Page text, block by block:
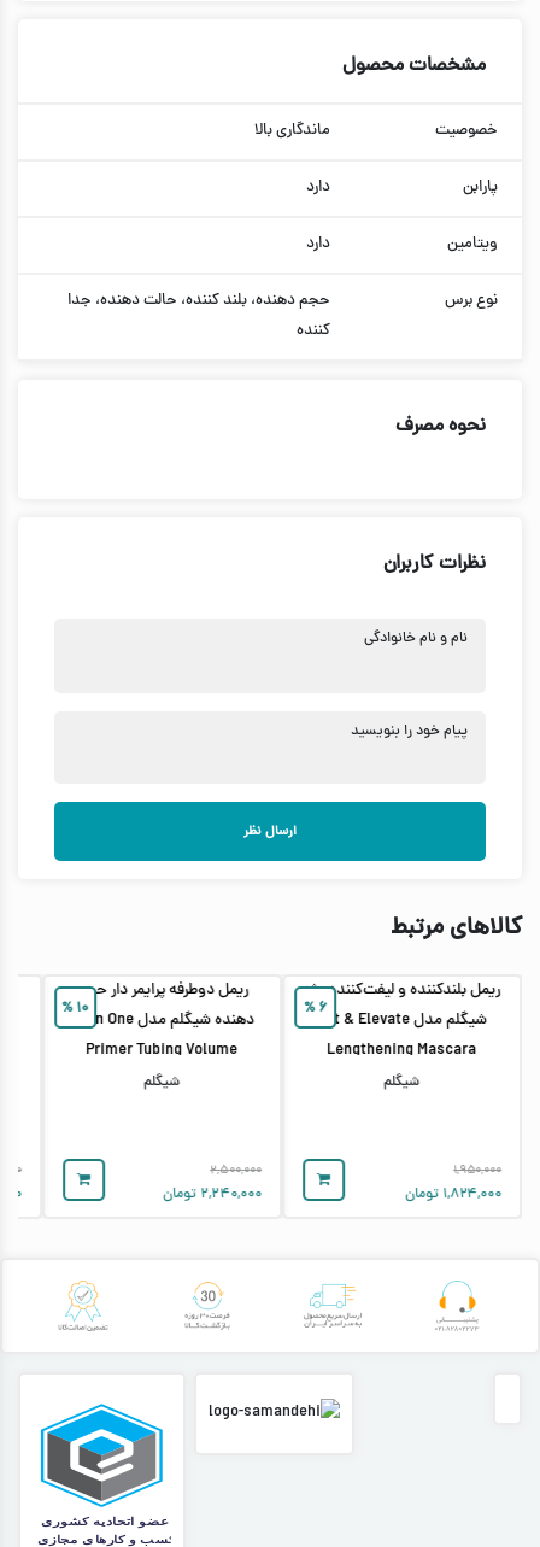
مشخصات محصول
خصوصیت ماندگاری بالا
پارابن دارد
ویتامین دارد
نوع برس
حجم دهنده، بلند کننده، حالت دهنده، جدا
کننده
نحوه مصرف
نظرات کاربران
نام و نام خانوادگی
پیام خود را بنویسید
ارسال نظر
کالاهای مرتبط
۶ %
ریمل بلندکننده و لیفت‌کننده مژه
شیگلم مدل Lift & Elevate
Lengthening Mascara
شیگلم
۱,۹۵۰,۰۰۰
۱,۸۲۴,۰۰۰ تومان
۱۰%
ریمل دوطرفه پرایمر دار حجم
دهنده شیگلم مدل All In One
Primer Tubing Volume
شیگلم
۲,۵۰۰,۰۰۰
۲,۲۴۰,۰۰۰ تومان